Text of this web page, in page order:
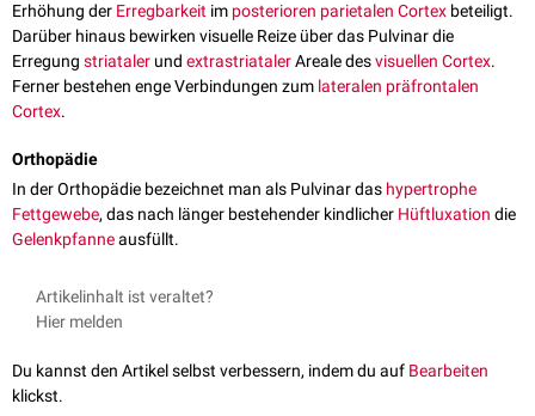
Erhöhung der Erregbarkeit im posterioren parietalen Cortex beteiligt.
Darüber hinaus bewirken visuelle Reize über das Pulvinar die
Erregung striataler und extrastriatalerAreale desvisuellen Cortex.
Ferner bestehen enge Verbindungen zum lateralen präfrontalen
Cortex.
Orthopädie
In der Orthopädie bezeichnet man als Pulvinar das hypertrophe
Fettgewebe, das nach länger bestehender kindlicher Hüftluxation die
Gelenkpfanneausfüllt.
Artikelinhalt ist veraltet?
Hier melden
Du kannst den Artikel selbst verbessern, indem du auf Bearbeiten
klickst.